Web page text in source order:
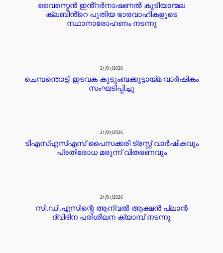
വൈസ്മെൻ ഇൻ്റർനാഷണൽ കുടിയാന്മല
ക്ലബിൻ്റെ പുതിയ ഭാരവാഹികളുടെ
സ്ഥാനാരോഹണം നടന്നു
21/07/2026
ചെമ്പന്തൊട്ടി ഇടവക കുടുംബക്കൂട്ടായ്മ വാർഷികം
സംഘടിപ്പിച്ചു
21/07/2026
ടിഎസ്എസ്എസ് പൈസക്കരി ട്രസ്റ്റ് വാർഷികവും
പ്രതിരോധ മരുന്ന് വിതരണവും
21/07/2026
സി.ഡി.എസിന്റെ ആന്വൽ ആക്ഷൻ പ്ലാൻ
ദ്വിദിന പരിശീലന ക്യാമ്പ് നടന്നു